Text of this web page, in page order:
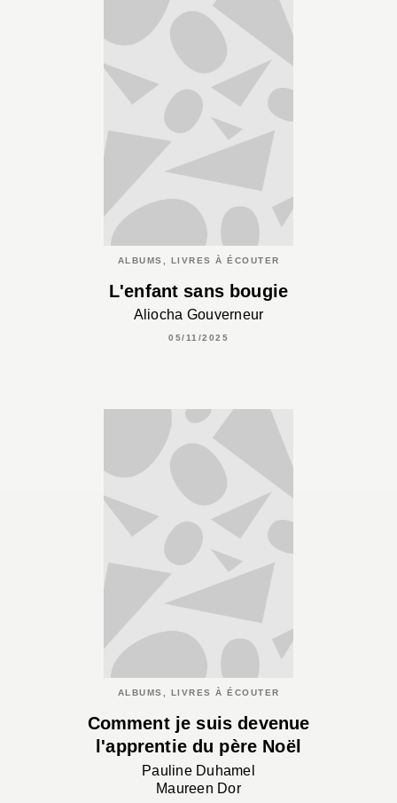
ALBUMS, LIVRES À ÉCOUTER
L'enfant sans bougie
Aliocha Gouverneur
05/11/2025
ALBUMS, LIVRES À ÉCOUTER
Comment je suis devenue
l'apprentie du père Noël
Pauline Duhamel
Maureen Dor